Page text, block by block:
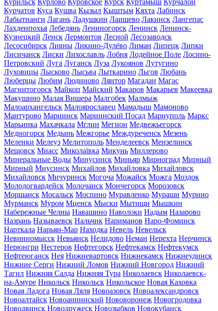
Курильск Курлово Куровское Курск Куртамыш Курчалой
Курчатов Куса Кушва Кызыл Кыштым Кяхта Лабинск
Лабытнанги Лагань Ладушкин Лаишево Лакинск Лангепас
Лахденпохья Лебедянь Лениногорск Ленинск Ленинск-
Кузнецкий Ленск Лермонтов Лесной Лесозаводск
Лесосибирск Ливны Ликино-Дулёво Лиман Липецк Липки
Лисичанск Лиски Лихославль Лобня Лодейное Поле Лосино-
Петровский Луга Луганск Луза Лукоянов Лутугино
Луховицы Лысково Лысьва Лыткарино Льгов Любань
Люберцы Любим Людиново Лянтор Магадан Магас
Магнитогорск Майкоп Майский Макаров Макарьев Макеевка
Макушино Малая Вишера Малгобек Малмыж
Малоархангельск Малоярославец Мамадыш Мамоново
Мантурово Мариинск Мариинский Посад Мариуполь Маркс
Марьинка Махачкала Мглин Мегион Медвежьегорск
Медногорск Медынь Межгорье Междуреченск Мезень
Меленки Мелеуз Мелитополь Менделеевск Мензелинск
Мещовск Миасс Миколаївка Микунь Миллерово
Минеральные Воды Минусинск Миньяр Мирноград Мирный
Мирный Миусинск Михайлов Михайловка Михайловск
Михайловск Мичуринск Могоча Можайск Можга Моздок
Молодогвардейск Молочанск Мончегорск Морозовск
Моршанск Мосальск Моспино Муравленко Мураши Мурино
Мурманск Муром Мценск Мыски Мытищи Мышкин
Набережные Челны Навашино Наволоки Надым Назарово
Назрань Называевск Нальчик Нариманов Наро-Фоминск
Нарткала Нарьян-Мар Находка Невель Невельск
Невинномысск Невьянск Нелидово Неман Нерехта Нерчинск
Нерюнгри Нестеров Нефтегорск Нефтекамск Нефтекумск
Нефтеюганск Нея Нижневартовск Нижнекамск Нижнеудинск
Нижние Серги Нижний Ломов Нижний Новгород Нижний
Тагил Нижняя Салда Нижняя Тура Николаевск Николаевск-
на-Амуре Никольск Никольск Никольское Новая Каховка
Новая Ладога Новая Ляля Новоазовск Новоалександровск
Новоалтайск Новоаннинский Нововоронеж Новогродовка
Новодвинск Новодружеск Новозыбков Новокубанск